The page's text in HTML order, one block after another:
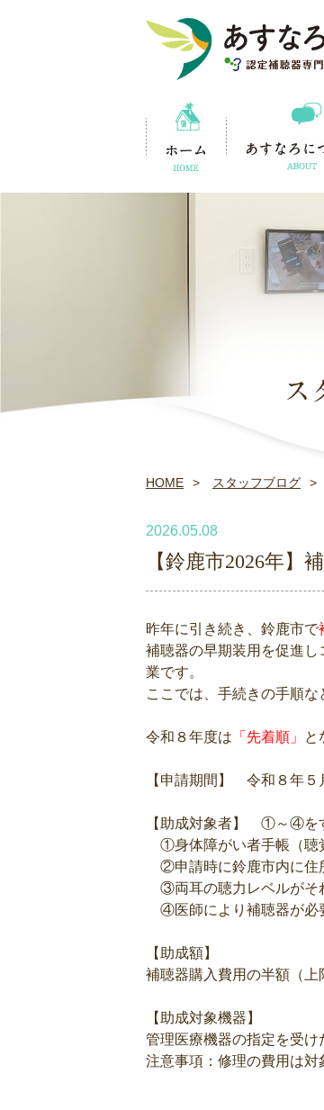
HOME スタッフブログ
2026.05.08
【鈴鹿市2026年】
昨年に引き続き、鈴鹿市で
補聴器の早期装用を促進
業です。
ここでは、手続きの手順
令和８年度は 「先着順」 と
【申請期間】 令和８年５
【助成対象者】 ①～④を
①身体障がい者手帳（聴
②申請時に鈴鹿市内に住
③両耳の聴力レベルがそ
④医師により補聴器が必
【助成額】
補聴器購入費用の半額（上
【助成対象機器】
管理医療機器の指定を受け
注意事項：修理の費用は対